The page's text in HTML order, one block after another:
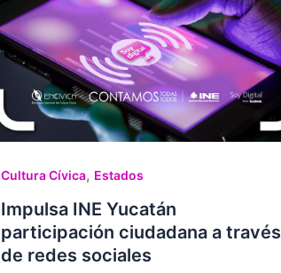
Cultura Cívica, Estados
Impulsa INE Yucatán
participación ciudadana a través
de redes sociales